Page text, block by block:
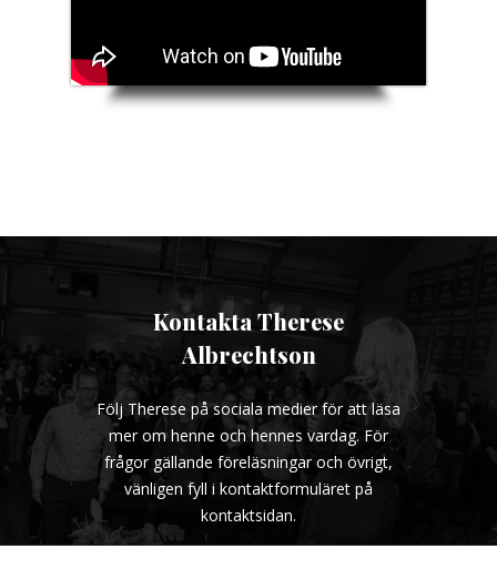
Kontakta Therese
Albrechtson
Följ Therese på sociala medier för att läsa
mer om henne och hennes vardag. För
frågor gällande föreläsningar och övrigt,
vänligen fyll i kontaktformuläret på
kontaktsidan.